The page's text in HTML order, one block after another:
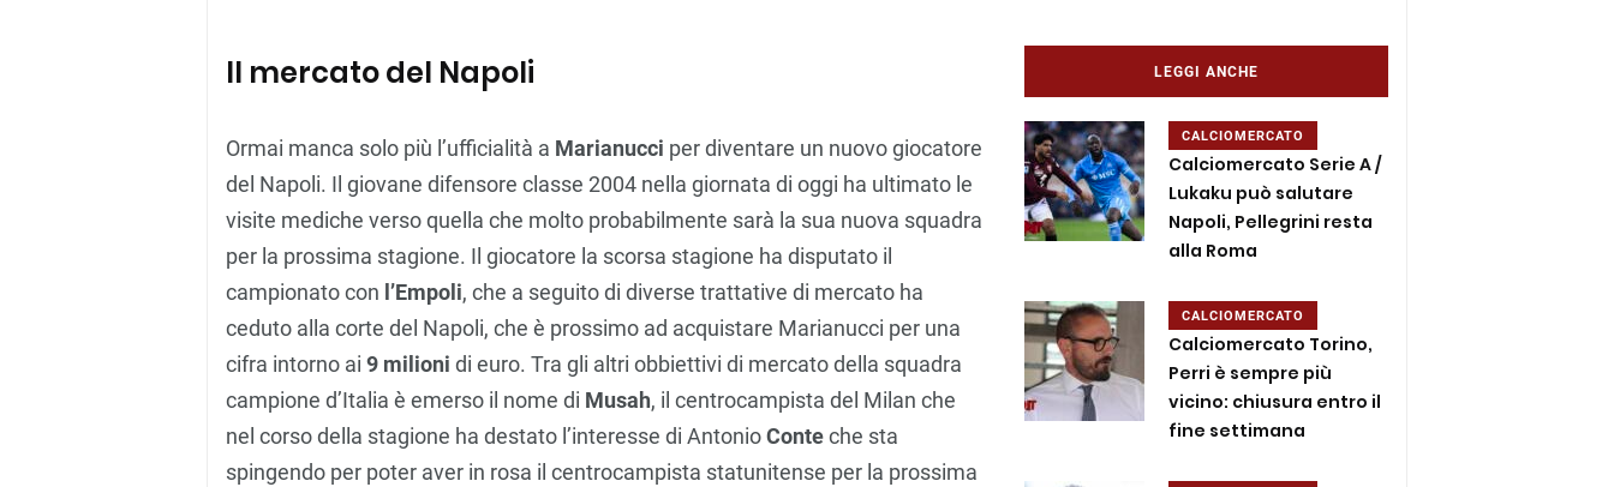
Il mercato del Napoli
Ormai manca solo più l’ufficialità a Marianucci per diventare un nuovo giocatore
del Napoli. Il giovane difensore classe 2004 nella giornata di oggi ha ultimato le
visite mediche verso quella che molto probabilmente sarà la sua nuova squadra
per la prossima stagione. Il giocatore la scorsa stagione ha disputato il
campionato con l’Empoli, che a seguito di diverse trattative di mercato ha
ceduto alla corte del Napoli, che è prossimo ad acquistare Marianucci per una
cifra intorno ai 9 milioni di euro. Tra gli altri obbiettivi di mercato della squadra
campione d’Italia è emerso il nome di Musah, il centrocampista del Milan che
nel corso della stagione ha destato l’interesse di AntonioConteche sta
spingendo per poter aver in rosa il centrocampista statunitense per la prossima
LEGGI ANCHE
CALCIOMERCATO
Calciomercato Serie A /
Lukaku può salutare
Napoli, Pellegrini resta
alla Roma
CALCIOMERCATO
Calciomercato Torino,
Perri è sempre più
vicino: chiusura entro il
fine settimana